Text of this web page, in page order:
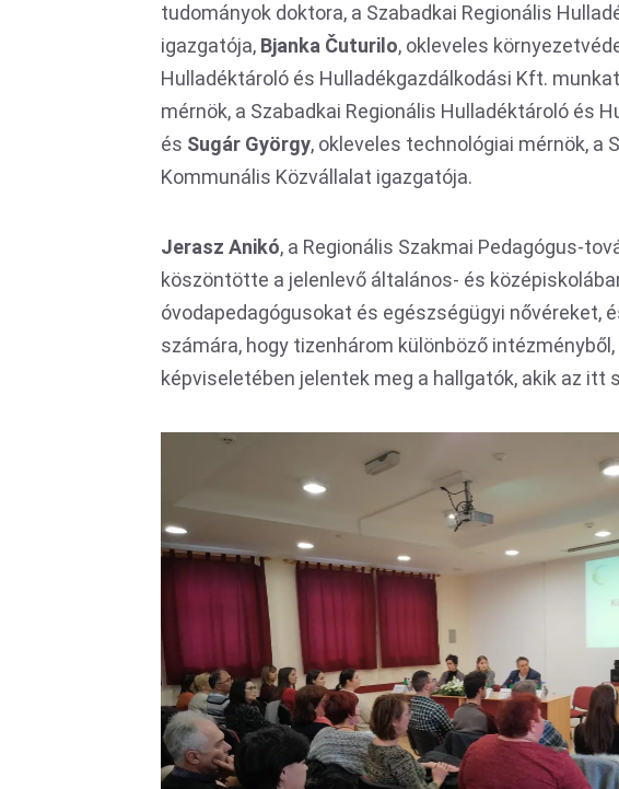
tudományok doktora, a Szabadkai Regionális
igazgatója, Bјanka Čuturilo, okleveles
Hulladéktároló és Hulladékgazdálkodási Kft.
mérnök, a Szabadkai Regionális Hulladéktároló és
és Sugár György, okleveles technológiai mérnök, a
Kommunális Közvállalat igazgatója.
Jerasz Anikó, a Regionális Szakmai Pedagógus-
köszöntötte a jelenlevő általános- és
óvodapedagógusokat és egészségügyi nővéreket,
számára, hogy tizenhárom különböző
képviseletében jelentek meg a hallgatók, akik az